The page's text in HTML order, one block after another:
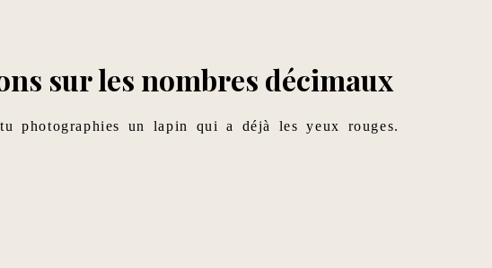
sur les nombres décimaux
photographies un lapin qui a déjà les yeux rouges.